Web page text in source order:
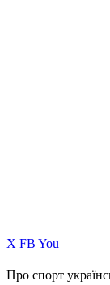
Х FB You
Про спорт